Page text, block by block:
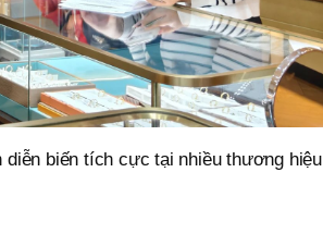
diễn biến tích cực tại nhiều thương hiệu